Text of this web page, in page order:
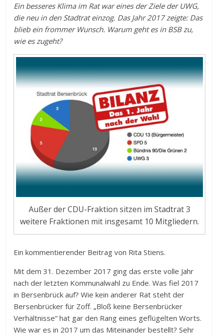
Ein besseres Klima im Rat war eines der Ziele der UWG,
die neu in den Stadtrat einzog. Das Jahr 2017 zeigte: Das
blieb ein frommer Wunsch. Warum geht es in BSB zu,
wie es zugeht?
Außer der CDU-Fraktion sitzen im Stadtrat 3
weitere Fraktionen mit insgesamt 10 Mitgliedern.
Ein kommentierender Beitrag von Rita Stiens.
Mit dem 31. Dezember 2017 ging das erste volle Jahr
nach der letzten Kommunalwahl zu Ende. Was fiel 2017
in Bersenbrück auf? Wie kein anderer Rat steht der
Bersenbrücker für Zoff. „Bloß keine Bersenbrücker
Verhältnisse“ hat gar den Rang eines geflügelten Worts.
Wie war es in 2017 um das Miteinander bestellt? Sehr